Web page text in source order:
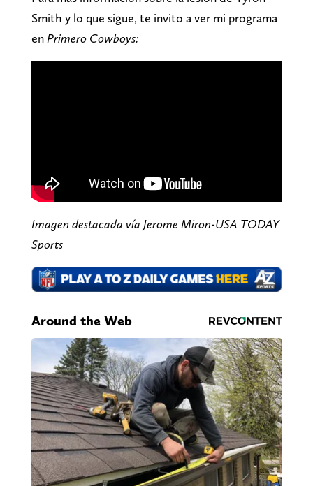
Smith y lo que sigue, te invito a ver mi programa
en Primero Cowboys:
Imagen destacada vía Jerome Miron-USA TODAY
Sports
Around the Web